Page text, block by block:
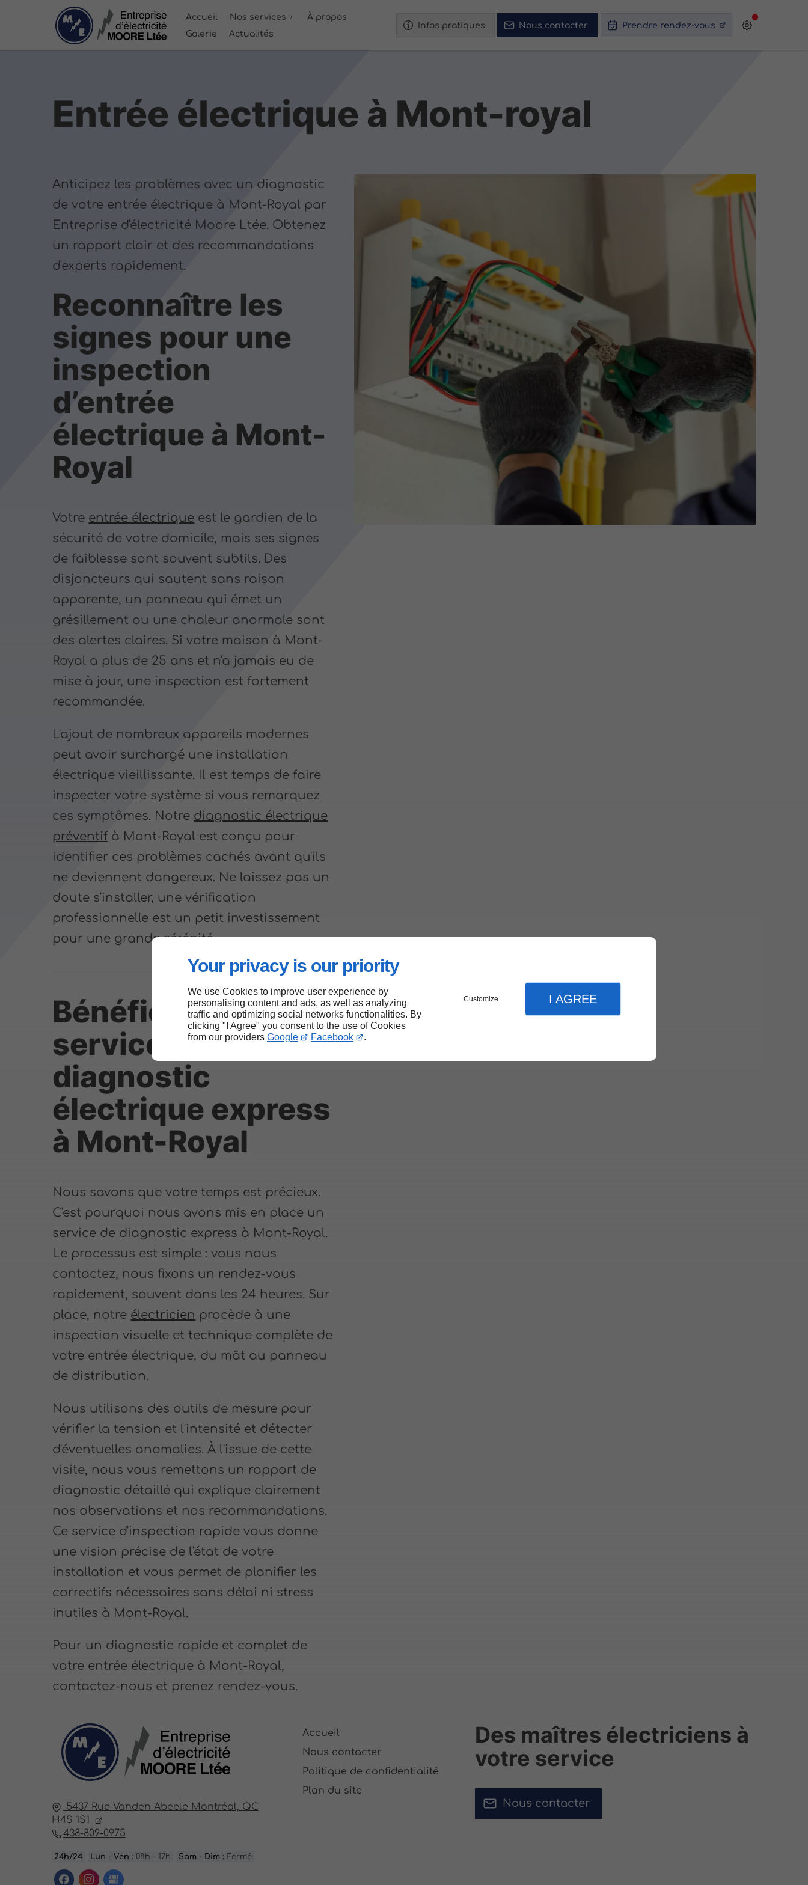
Your privacy is our priority
We use Cookies to improve user experience by
personalising content and ads, as well as analyzing
traffic and optimizing social networks functionalities. By
clicking "I Agree" you consent to the use of Cookies
from our providers Google Facebook .
Customize I AGREE
Accueil Nos services
À propos
Galerie
Actualités
Infos pratiques Nous contacter Prendre rendez-vous
Entrée électrique à Mont-royal
Anticipez les problèmes avec un diagnostic
de votre entrée électrique à Mont-Royal par
Entreprise d'électricité Moore Ltée. Obtenez
un rapport clair et des recommandations
d'experts rapidement.
Reconnaître les
signes pour une
inspection
d’entrée
électrique à Mont-
Royal
Votre entrée électrique est le gardien de la
sécurité de votre domicile, mais ses signes
de faiblesse sont souvent subtils. Des
disjoncteurs qui sautent sans raison
apparente, un panneau qui émet un
grésillement ou une chaleur anormale sont
des alertes claires. Si votre maison à Mont-
Royal a plus de 25 ans et n'a jamais eu de
mise à jour, une inspection est fortement
recommandée.
L'ajout de nombreux appareils modernes
peut avoir surchargé une installation
électrique vieillissante. Il est temps de faire
inspecter votre système si vous remarquez
ces symptômes. Notre diagnostic électrique
préventif à Mont-Royal est conçu pour
identifier ces problèmes cachés avant qu'ils
ne deviennent dangereux. Ne laissez pas un
doute s'installer, une vérification
professionnelle est un petit investissement
pour une grande sérénité.
Bénéficier d’un
service de
diagnostic
électrique express
à Mont-Royal
Nous savons que votre temps est précieux.
C'est pourquoi nous avons mis en place un
service de diagnostic express à Mont-Royal.
Le processus est simple : vous nous
contactez, nous fixons un rendez-vous
rapidement, souvent dans les 24 heures. Sur
place, notre électricien procède à une
inspection visuelle et technique complète de
votre entrée électrique, du mât au panneau
de distribution.
Nous utilisons des outils de mesure pour
vérifier la tension et l'intensité et détecter
d'éventuelles anomalies. À l'issue de cette
visite, nous vous remettons un rapport de
diagnostic détaillé qui explique clairement
nos observations et nos recommandations.
Ce service d'inspection rapide vous donne
une vision précise de l'état de votre
installation et vous permet de planifier les
correctifs nécessaires sans délai ni stress
inutiles à Mont-Royal.
Pour un diagnostic rapide et complet de
votre entrée électrique à Mont-Royal,
contactez-nous et prenez rendez-vous.
5437 Rue Vanden Abeele Montréal, QC
H4S 1S1
438-809-0975
24h/24 Lun - Ven : 08h - 17h Sam - Dim : Fermé
Accueil
Nous contacter
Politique de confidentialité
Plan du site
Des maîtres électriciens à
votre service
Nous contacter